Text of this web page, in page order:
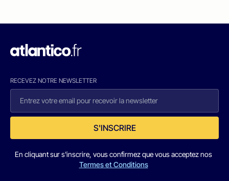
RECEVEZ NOTRE NEWSLETTER
S'INSCRIRE
En cliquant sur s'inscrire, vous confirmez que vous acceptez nos
Termes et Conditions